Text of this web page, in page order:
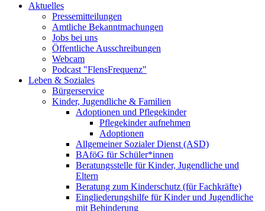
Aktuelles
Pressemitteilungen
Amtliche Bekanntmachungen
Jobs bei uns
Öffentliche Ausschreibungen
Webcam
Podcast "FlensFrequenz"
Leben & Soziales
Bürgerservice
Kinder, Jugendliche & Familien
Adoptionen und Pflegekinder
Pflegekinder aufnehmen
Adoptionen
Allgemeiner Sozialer Dienst (ASD)
BAföG für Schüler*innen
Beratungsstelle für Kinder, Jugendliche und
Eltern
Beratung zum Kinderschutz (für Fachkräfte)
Eingliederungshilfe für Kinder und Jugendliche
mit Behinderung